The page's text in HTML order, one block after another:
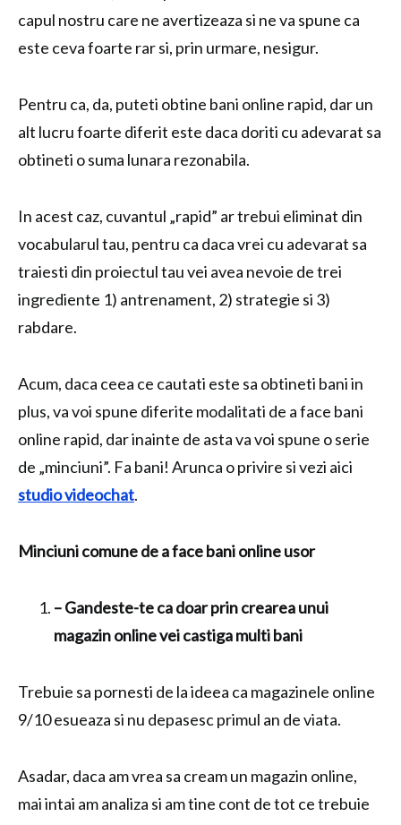
capul nostru care ne avertizeaza si ne va spune ca
este ceva foarte rar si, prin urmare, nesigur.
Pentru ca, da, puteti obtine bani online rapid, dar un
alt lucru foarte diferit este daca doriti cu adevarat sa
obtineti o suma lunara rezonabila.
In acest caz, cuvantul „rapid” ar trebui eliminat din
vocabularul tau, pentru ca daca vrei cu adevarat sa
traiesti din proiectul tau vei avea nevoie de trei
ingrediente 1) antrenament, 2) strategie si 3)
rabdare.
Acum, daca ceea ce cautati este sa obtineti bani in
plus, va voi spune diferite modalitati de a face bani
online rapid, dar inainte de asta va voi spune o serie
de „minciuni”. Fa bani! Arunca o privire si vezi aici
studio videochat.
Minciuni comune de a face bani online usor
– Gandeste-te ca doar prin crearea unui
magazin online vei castiga multi bani
Trebuie sa pornesti de la ideea ca magazinele online
9/10 esueaza si nu depasesc primul an de viata.
Asadar, daca am vrea sa cream un magazin online,
mai intai am analiza si am tine cont de tot ce trebuie